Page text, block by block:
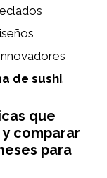
de sushi.
que
comparar
para